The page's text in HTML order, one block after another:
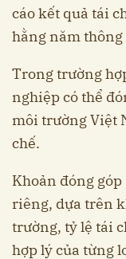
cáo kết quả tái
hằng năm
Trong trường
nghiệp có thể
môi trường Việt
chế.
Khoản đóng
riêng, dựa trên
trường, tỷ lệ tái
hợp lý của từng